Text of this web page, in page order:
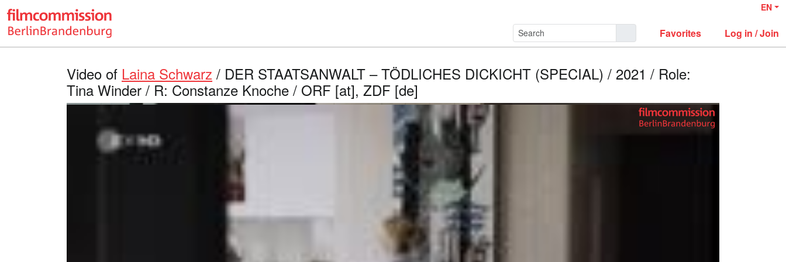
EN
Favorites Log in / Join
Video of Laina Schwarz / DER STAATSANWALT – TÖDLICHES DICKICHT (SPECIAL) / 2021 / Role:
Tina Winder / R: Constanze Knoche / ORF [at], ZDF [de]